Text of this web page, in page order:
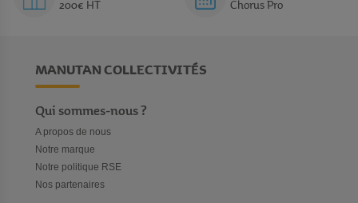
200€ HT
Chorus Pro
MANUTAN COLLECTIVITÉS
Qui sommes-nous ?
A propos de nous
Notre marque
Notre politique RSE
Nos partenaires